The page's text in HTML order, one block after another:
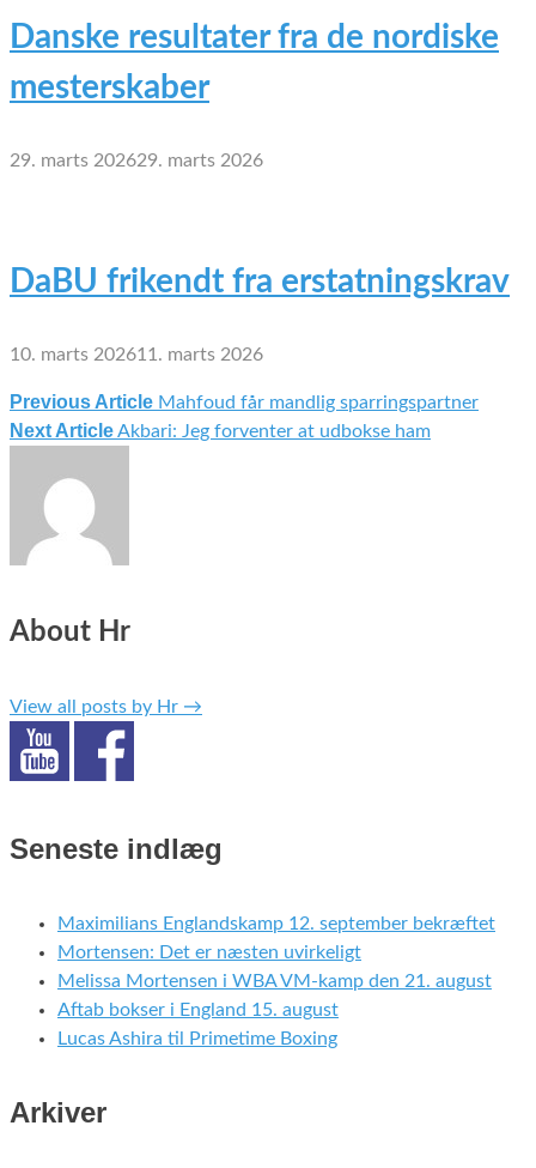
Danske resultater fra de nordiske
mesterskaber
29. marts 202629. marts 2026
DaBU frikendt fra erstatningskrav
10. marts 202611. marts 2026
Indlægsnavigation
Previous Article Mahfoud får mandlig sparringspartner
Next ArticleAkbari: Jeg forventer at udbokse ham
About Hr
View all posts by Hr →
Seneste indlæg
Maximilians Englandskamp 12. september bekræftet
Mortensen: Det er næsten uvirkeligt
Melissa Mortensen i WBA VM-kamp den 21. august
Aftab bokser i England 15. august
Lucas Ashira til Primetime Boxing
Arkiver